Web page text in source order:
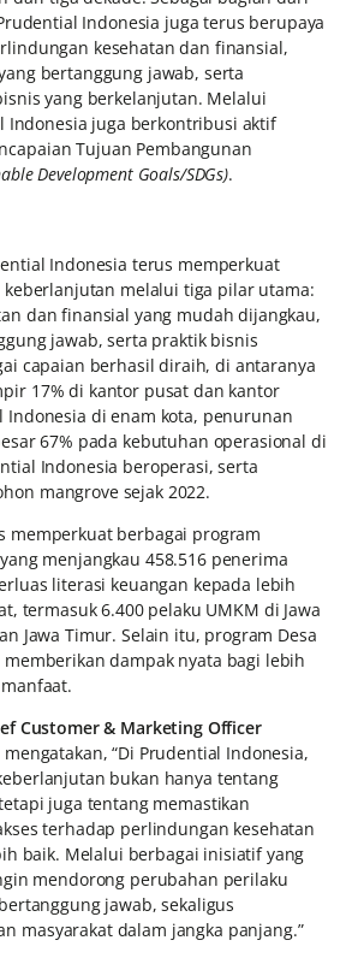
Indonesia juga terus berupaya
kesehatan dan finansial,
bertanggung jawab, serta
yang berkelanjutan. Melalui
Indonesia juga berkontribusi aktif
Tujuan Pembangunan
Development Goals/SDGs).
Indonesia terus memperkuat
melalui tiga pilar utama:
dan finansial yang mudah dijangkau,
jawab, serta praktik bisnis
capaian berhasil diraih, di antaranya
17% di kantor pusat dan kantor
Indonesia di enam kota, penurunan
67% pada kebutuhan operasional di
Indonesia beroperasi, serta
mangrove sejak 2022.
memperkuat berbagai program
yang menjangkau 458.516 penerima
literasi keuangan kepada lebih
termasuk 6.400 pelaku UMKM di Jawa
Jawa Timur. Selain itu, program Desa
dampak nyata bagi lebih
Customer & Marketing Officer
mengatakan, “Di Prudential Indonesia,
bukan hanya tentang
juga tentang memastikan
terhadap perlindungan kesehatan
baik. Melalui berbagai inisiatif yang
mendorong perubahan perilaku
jawab, sekaligus
masyarakat dalam jangka panjang.”